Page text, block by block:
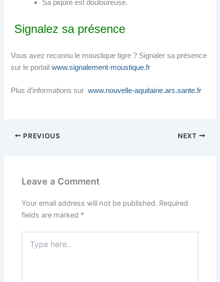
Sa piqûre est douloureuse.
Signalez sa présence
Vous avez reconnu le moustique tigre ? Signaler sa présence
sur le portailwww.signalement-moustique.fr
Plus d’informations surwww.nouvelle-aquitaine.ars.sante.fr
PREVIOUS NEXT
Leave a Comment
Your email address will not be published. Required
fields are marked *
here..